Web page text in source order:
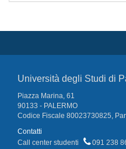
Università degli Studi di
Piazza Marina, 61
90133 - PALERMO
Codice Fiscale 80023730825,
Contatti
Call center studenti
091 238